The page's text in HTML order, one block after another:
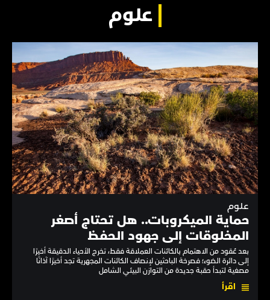
علوم
علوم
حماية الميكروبات.. هل تحتاج أصغر
المخلوقات إلى جهود الحفظ
بعد عُقود من الاهتمام بالكائنات العملاقة فقط، تخرج الأحياء الدقيقة أخيرًا
إلى دائرة الضوء؛ فصرخة الباحثين لإنصاف الكائنات المجهرية تجد أخيرًا آذانًا
مصغية لتبدأ حقبة جديدة من التوازن البيئي الشامل
اقرأ